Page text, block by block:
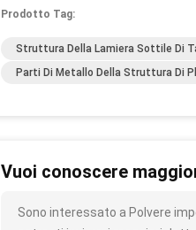
Prodotto Tag:
Struttura Della Lamiera Sottile Di
Parti Di Metallo Della Struttura Di
Vuoi conoscere
Sono interessato a Polvere